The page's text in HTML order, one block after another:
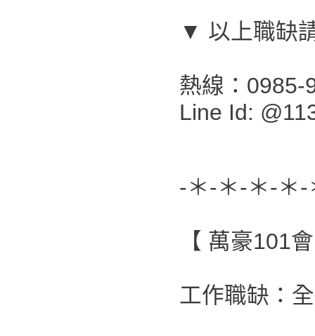
▼ 以上職缺
熱線：0985-
Line Id:
-＊-＊-＊-＊
【 萬豪101
工作職缺：